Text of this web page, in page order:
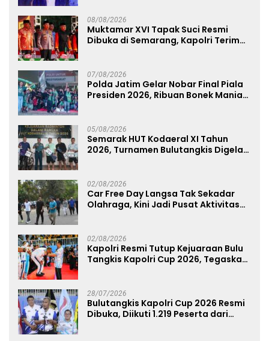
08/08/2026
Muktamar XVI Tapak Suci Resmi
Dibuka di Semarang, Kapolri Terima
07/08/2026
Polda Jatim Gelar Nobar Final Piala
Presiden 2026, Ribuan Bonek Mania
05/08/2026
Semarak HUT Kodaeral XI Tahun
2026, Turnamen Bulutangkis Digelar
02/08/2026
Car Free Day Langsa Tak Sekadar
Olahraga, Kini Jadi Pusat Aktivitas
02/08/2026
Kapolri Resmi Tutup Kejuaraan Bulu
Tangkis Kapolri Cup 2026, Tegaskan
28/07/2026
Bulutangkis Kapolri Cup 2026 Resmi
Dibuka, Diikuti 1.219 Peserta dari